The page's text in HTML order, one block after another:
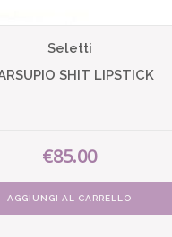
Seletti
SHIT LIPSTICK
€85.00
AGGIUNGI AL CARRELLO